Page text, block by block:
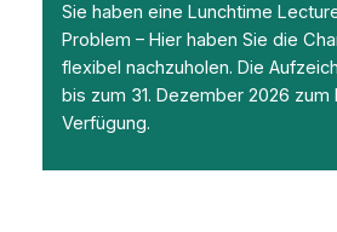
Sie haben eine Lunchtime
Problem – Hier haben Sie die
flexibel nachzuholen. Die
bis zum 31. Dezember 2026 zum
Verfügung.